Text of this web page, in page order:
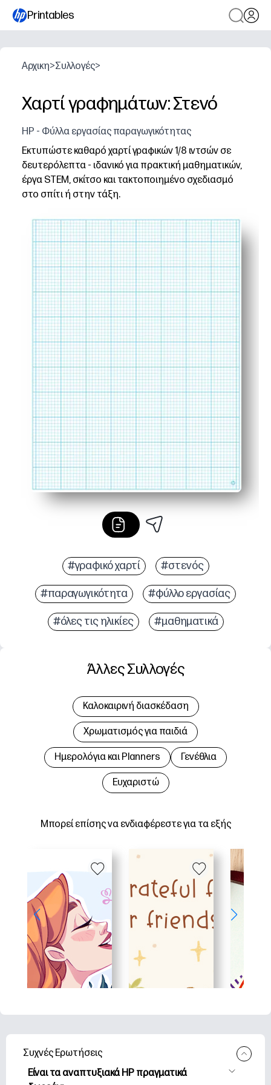
Printables
Αρχικη>Συλλογές>
Χαρτί γραφημάτων: Στενό
HP - Φύλλα εργασίας παραγωγικότητας
Εκτυπώστε καθαρό χαρτί γραφικών 1/8 ιντσών σε
δευτερόλεπτα - ιδανικό για πρακτική μαθηματικών,
έργα STEM, σκίτσο και τακτοποιημένο σχεδιασμό
στο σπίτι ή στην τάξη.
Έτοιμοι όταν είστε έτοιμοι - πατήστε εκτύπωση και
Το ακριβές πλέγμα 1/8 ιντσών διατηρεί τα
Απασχολεί όλες τις ηλικίες - ιδανικό για σχεδίαση
Πρακτική μορφή - τα φύλλα μεγέθους γραμμάτων
#γραφικό χαρτί #στενός
#παραγωγικότητα #φύλλο εργασίας
#όλες τις ηλικίες #μαθηματικά
Μπορεί επίσης να ενδιαφέρεστε για τα εξής
Άλλες Συλλογές
Καλοκαιρινή διασκέδαση
Χρωματισμός για παιδιά
Hμερολόγια και Planners Γενέθλια
Ευχαριστώ
Συχνές Ερωτήσεις
Είναι τα αναπτυξιακά HP πραγματικά